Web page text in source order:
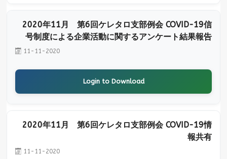
2020年11月 第6回ケレタロ支部例会 COVID-19信
号制度による企業活動に関するアンケート結果報告
11-11-2020
Login to Download
2020年11月 第6回ケレタロ支部例会 COVID-19情
報共有
11-11-2020